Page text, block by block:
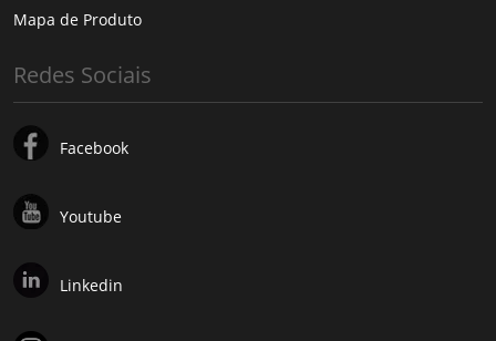
Mapa de Produto
Redes Sociais
Facebook
Youtube
Linkedin